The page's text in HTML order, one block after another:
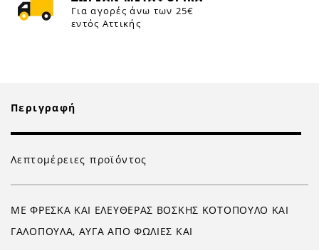
Για αγορές άνω των 25€
εντός Αττικής
Περιγραφή
Λεπτομέρειες προϊόντος
ΜΕ ΦΡΕΣΚΑ ΚΑΙ ΕΛΕΥΘΕΡΑΣ ΒΟΣΚΗΣ ΚΟΤΟΠΟΥΛΟ ΚΑΙ
ΓΑΛΟΠΟΥΛΑ, ΑΥΓΑ ΑΠΟ ΦΩΛΙΕΣ ΚΑΙ